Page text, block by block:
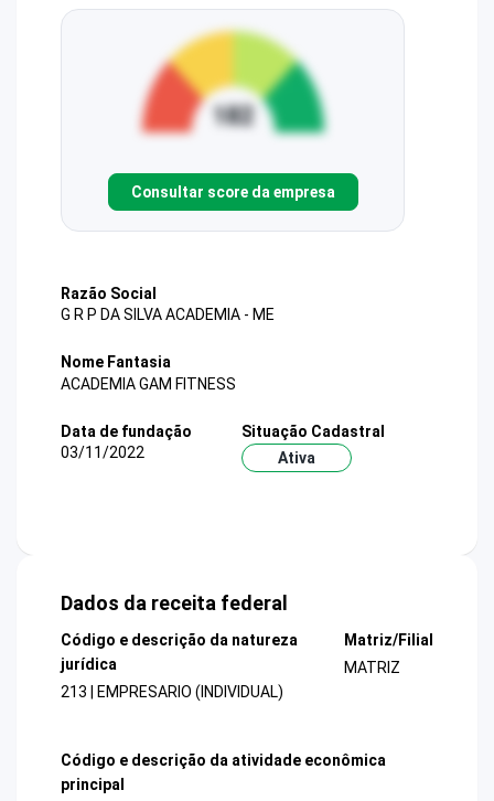
Consultar score da empresa
Razão Social
G R P DA SILVA ACADEMIA - ME
Nome Fantasia
ACADEMIA GAM FITNESS
Data de fundação
03/11/2022
Situação Cadastral
Ativa
Dados da receita federal
Código e descrição da natureza
jurídica
213 | EMPRESARIO (INDIVIDUAL)
Matriz/Filial
MATRIZ
Código e descrição da atividade econômica
principal